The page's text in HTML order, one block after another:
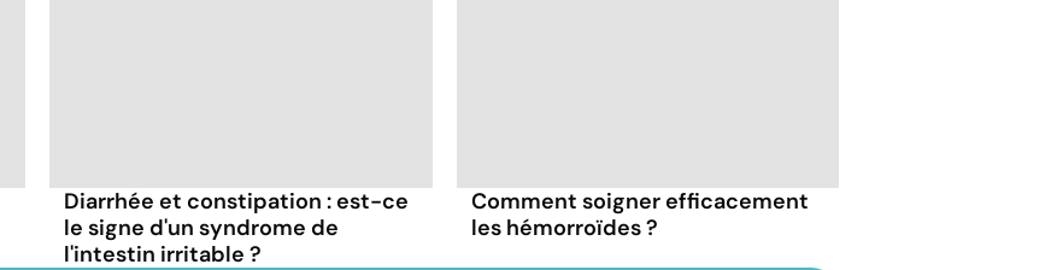
Diarrhée et constipation : est-ce
le signe d'un syndrome de
l'intestin irritable ?
Comment soigner efficacement
les hémorroïdes ?